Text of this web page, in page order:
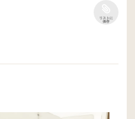
リストに
保存